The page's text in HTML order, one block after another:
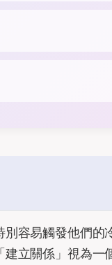
容易觸發他們的
立關係」視為一